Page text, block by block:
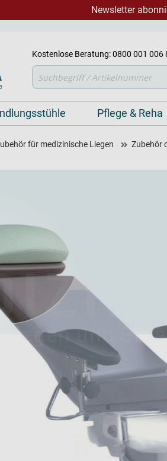
Newsletter
Kostenlose Beratung: 0800 001 006
Suche
Pflege & Reha
für medizinische Liegen Zubehör